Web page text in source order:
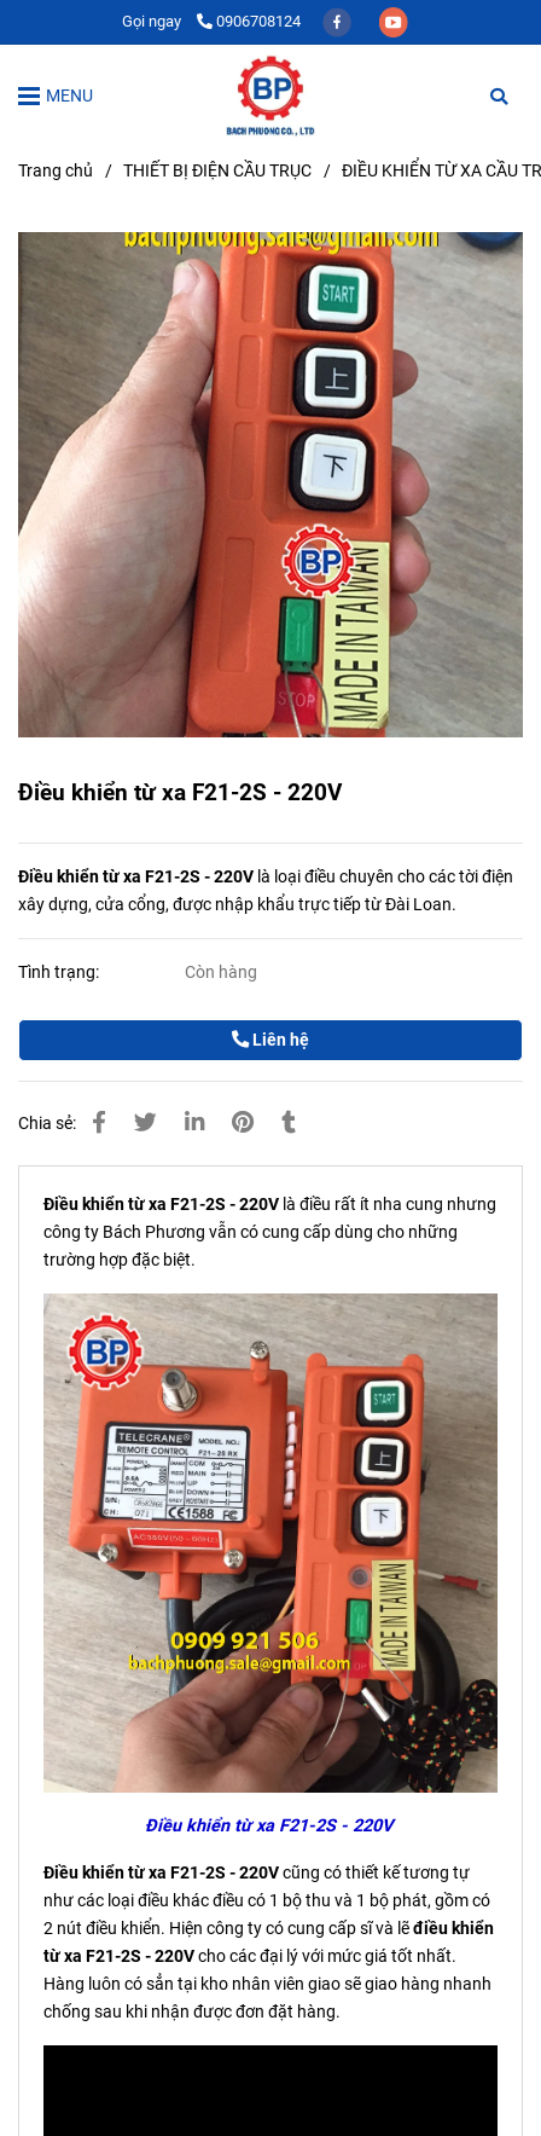
Gọi ngay 0906708124
MENU
Trang chủ / THIẾT BỊ ĐIỆN CẦU TRỤC / ĐIỀU KHIỂN TỪ XA CẦU
Điều khiển từ xa F21-2S - 220V
Điều khiển từ xa F21-2S - 220V là loại điều chuyên cho các tời điện
xây dựng, cửa cổng, được nhập khẩu trực tiếp từ Đài Loan.
Tình trạng: Còn hàng
Liên hệ
Chia sẻ:
Điều khiển từ xa F21-2S - 220V là điều rất ít nha cung nhưng
công ty Bách Phương vẫn có cung cấp dùng cho những
trường hợp đặc biệt.
Điều khiển từ xa F21-2S - 220V
Điều khiển từ xa F21-2S - 220Vcũng có thiết kế tương tự
như các loại điều khác điều có 1 bộ thu và 1 bộ phát, gồm có
2 nút điều khiển. Hiện công ty có cung cấp sĩ và lẽđiều khiển
từ xa F21-2S - 220Vcho các đại lý với mức giá tốt nhất.
Hàng luôn có sẳn tại kho nhân viên giao sẽ giao hàng nhanh
chống sau khi nhận được đơn đặt hàng.